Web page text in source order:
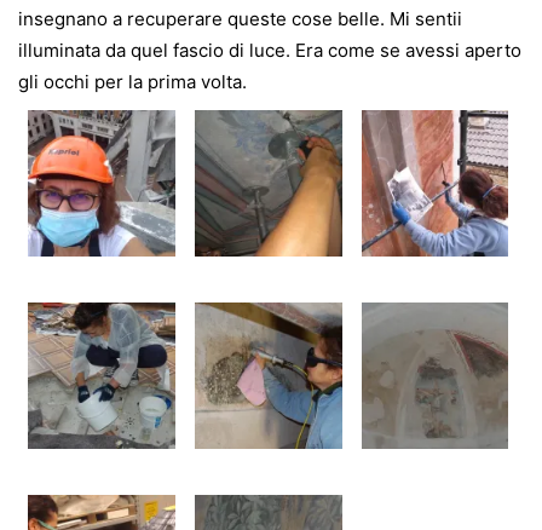
insegnano a recuperare queste cose belle. Mi sentii
illuminata da quel fascio di luce. Era come se avessi aperto
gli occhi per la prima volta.